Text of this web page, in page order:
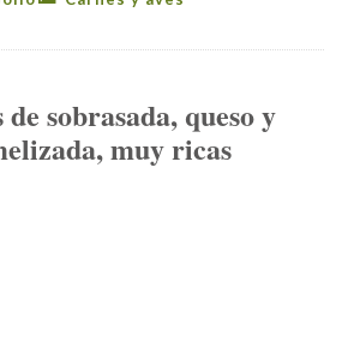
sobrasada, queso y
muy ricas